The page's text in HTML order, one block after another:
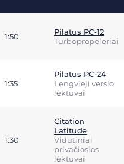
1:50
Pilatus PC-12
Turbopropeleriai
1:35
Pilatus PC-24
Lengvieji verslo
lėktuvai
1:30
Citation
Latitude
Vidutiniai
privačiosios
lėktuvai